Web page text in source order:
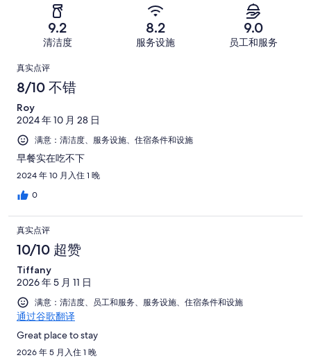
条
点
有
1286
条
点
评
共
有
1286
条
点
评
评，
共
有
1286
条
评
条
好
评，
共
有
1286
条
点
9.2
清洁度
8.2
服务设施
9.0
员工和服务
点
评
真实点评
8/10 不错
Roy
2024 年 10 月 28 日
满意：清洁度、服务设施、住宿条件和设施
早餐实在吃不下
2024 年 10 月入住 1 晚
0
真实点评
10/10 超赞
Tiffany
2026 年 5 月 11 日
满意：清洁度、员工和服务、服务设施、住宿条件和设施
通过谷歌翻译
Great place to stay
2026 年 5 月入住 1 晚